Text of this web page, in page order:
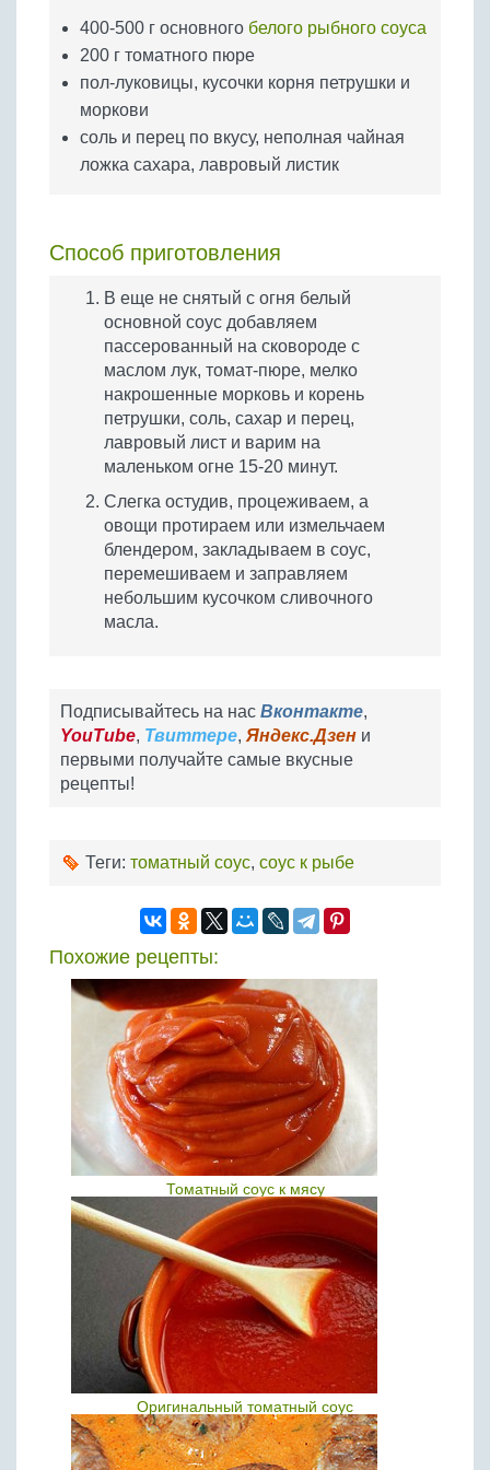
Яйца
Крупы
400-500 г основного белого рыбного соуса
200 г томатного пюре
пол-луковицы, кусочки корня петрушки и
моркови
соль и перец по вкусу, неполная чайная
ложка сахара, лавровый листик
Способ приготовления
В еще не снятый с огня белый
основной соус добавляем
пассерованный на сковороде с
маслом лук, томат-пюре, мелко
накрошенные морковь и корень
петрушки, соль, сахар и перец,
лавровый лист и варим на
маленьком огне 15-20 минут.
Слегка остудив, процеживаем, а
овощи протираем или измельчаем
блендером, закладываем в соус,
перемешиваем и заправляем
небольшим кусочком сливочного
масла.
Подписывайтесь на нас Вконтакте,
YouTube, Твиттере, Яндекс.Дзен и
первыми получайте самые вкусные
рецепты!
Теги: томатный соус, соус к рыбе
Похожие рецепты:
Томатный соус к мясу
Оригинальный томатный соус